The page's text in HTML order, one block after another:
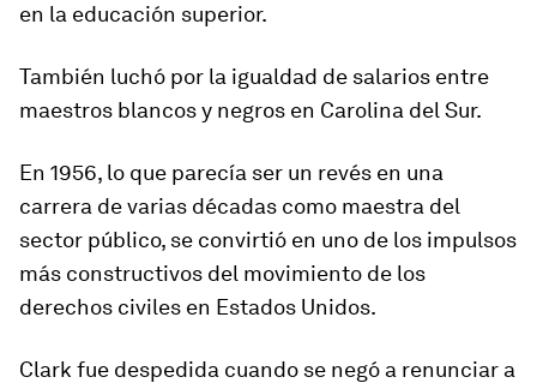
en la educación superior.
También luchó por la igualdad de salarios entre
maestros blancos y negros en Carolina del Sur.
En 1956, lo que parecía ser un revés en una
carrera de varias décadas como maestra del
sector público, se convirtió en uno de los impulsos
más constructivos del movimiento de los
derechos civiles en Estados Unidos.
Clark fue despedida cuando se negó a renunciar a